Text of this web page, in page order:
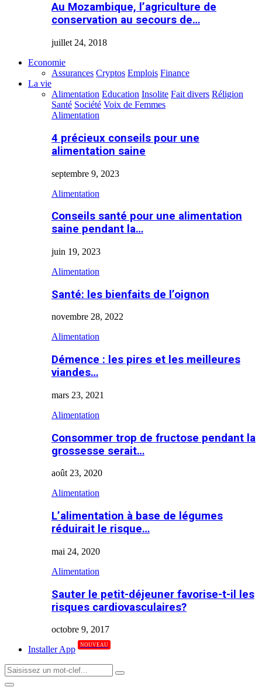
Au Mozambique, l’agriculture de
conservation au secours de…
juillet 24, 2018
Economie
Assurances Cryptos Emplois Finance
La vie
Alimentation Education Insolite Fait divers Réligion
Santé Société Voix de Femmes
Alimentation
4 précieux conseils pour une
alimentation saine
septembre 9, 2023
Alimentation
Conseils santé pour une alimentation
saine pendant la…
juin 19, 2023
Alimentation
Santé: les bienfaits de l’oignon
novembre 28, 2022
Alimentation
Démence : les pires et les meilleures
viandes…
mars 23, 2021
Alimentation
Consommer trop de fructose pendant la
grossesse serait…
août 23, 2020
Alimentation
L’alimentation à base de légumes
réduirait le risque…
mai 24, 2020
Alimentation
Sauter le petit-déjeuner favorise-t-il les
risques cardiovasculaires?
octobre 9, 2017
Installer App
NOUVEAU
Search
for:
Search
Primary